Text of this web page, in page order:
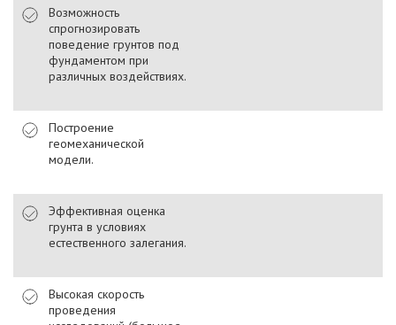
Возможность
спрогнозировать
поведение грунтов под
фундаментом при
различных воздействиях.
Построение
геомеханической
модели.
Эффективная оценка
грунта в условиях
естественного залегания.
Высокая скорость
проведения